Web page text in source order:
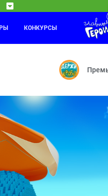
— Перетягивание —
— Мультик — Большой
С
Герои
КОНКУРСЫ